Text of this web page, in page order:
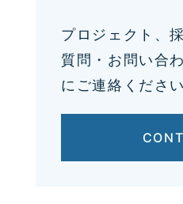
プロジェクト、
質問・お問い合
にご連絡ください